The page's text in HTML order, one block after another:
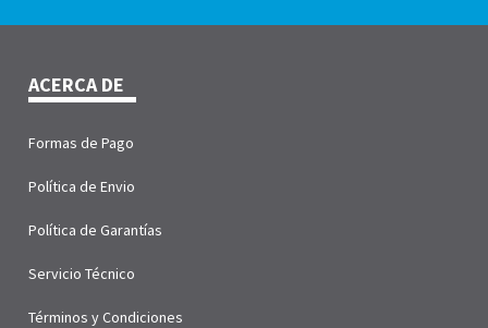
ACERCA DE
Formas de Pago
Política de Envio
Política de Garantías
Servicio Técnico
Términos y Condiciones